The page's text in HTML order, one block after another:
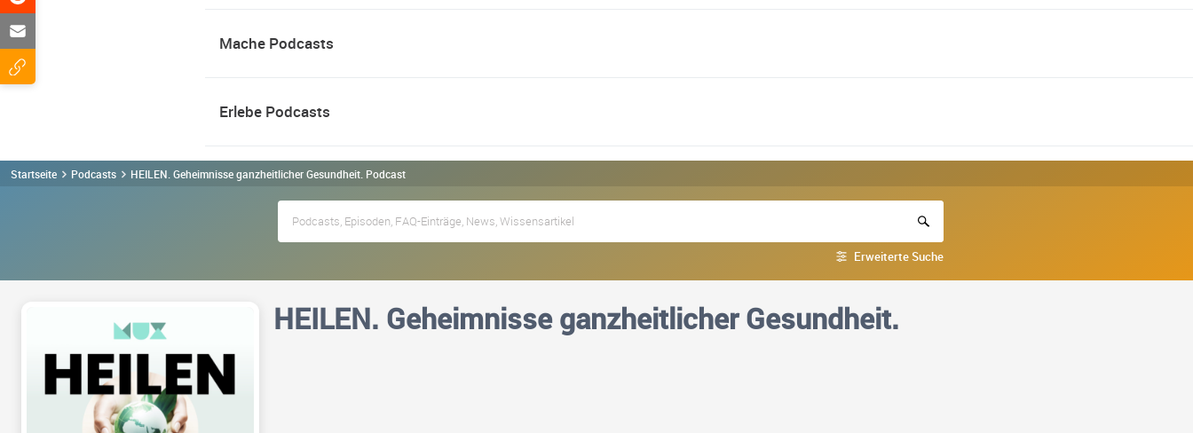
Mache Podcasts
Erlebe Podcasts
Startseite Podcasts HEILEN. Geheimnisse ganzheitlicher Gesundheit. Podcast
Erweiterte Suche
HEILEN. Geheimnisse ganzheitlicher Gesundheit.